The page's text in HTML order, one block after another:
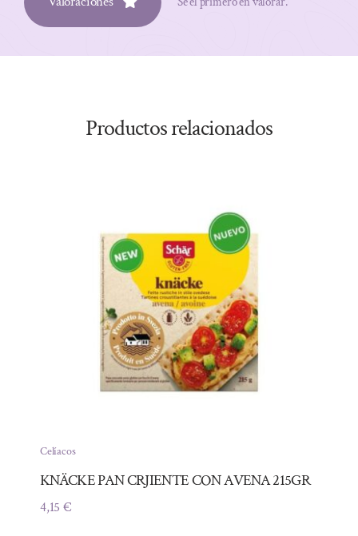
Productos relacionados
Celíacos
KNÄCKE PAN CRJIENTE CON AVENA 215GR
4,15€